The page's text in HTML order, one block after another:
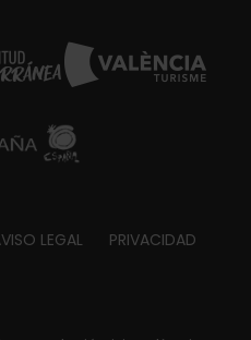
LEGAL PRIVACIDAD